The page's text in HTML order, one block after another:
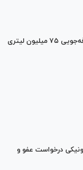
اینفوگرافیک | یک ساعت خاموشی کولرها؛ صرفه‌جویی ۷۵ میلیون لیتری
درخواست عفو و